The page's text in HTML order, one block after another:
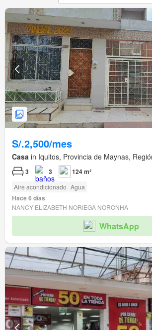
S/.2,500/mes
Casa in Iquitos, Provincia de Maynas,
3 3 124 m²
Aire acondicionado Agua
Hace 6 días
NANCY ELIZABETH NORIEGA NORONHA
WhatsApp